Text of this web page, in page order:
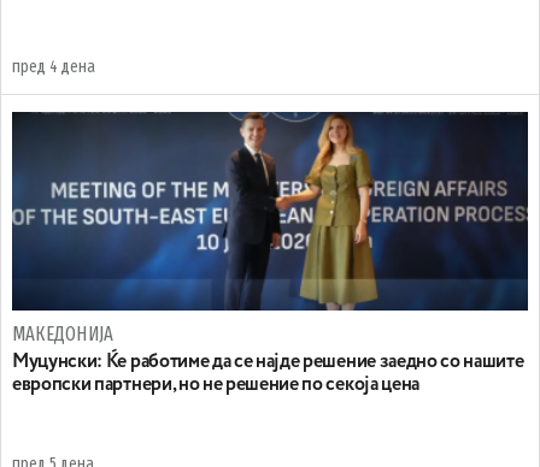
пред 4 дена
МАКЕДОНИЈА
Муцунски: Ќе работиме да се најде решение заедно со нашите
европски партнери, но не решение по секоја цена